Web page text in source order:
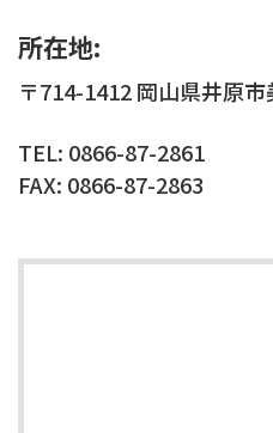
所在地:
〒714-1412 岡山県井原
TEL: 0866-87-2861
FAX: 0866-87-2863